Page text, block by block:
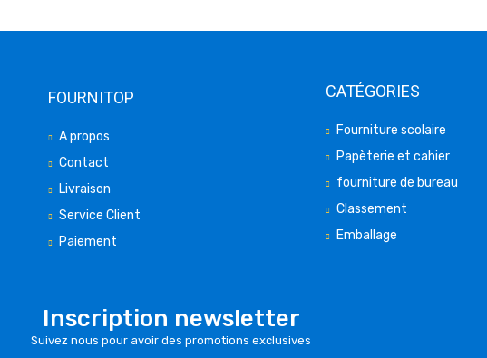
FOURNITOP
A propos
Contact
Livraison
Service Client
Paiement
CATÉGORIES
Fourniture scolaire
Papèterie et cahier
fourniture de bureau
Classement
Emballage
Inscription newsletter
Suivez nous pour avoir des promotions exclusives